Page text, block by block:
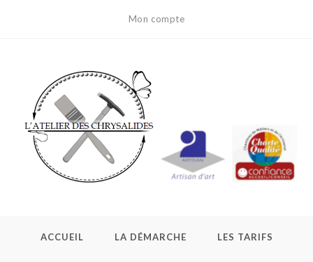
Mon compte
ACCUEIL LA DÉMARCHE LES TARIFS